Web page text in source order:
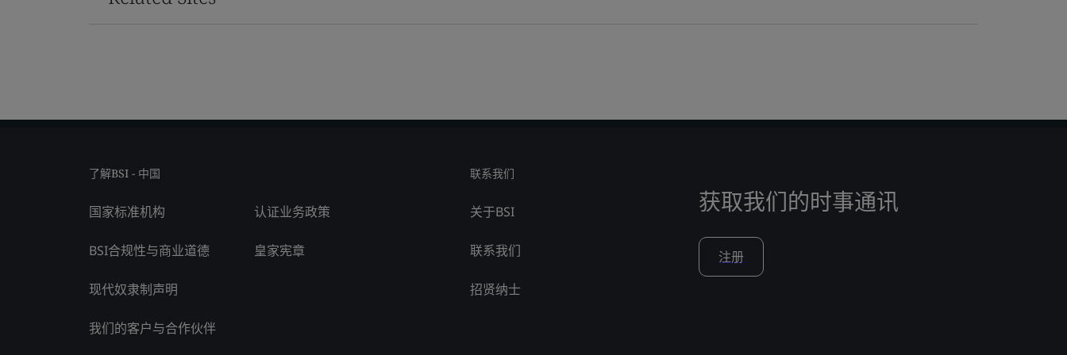
了解BSI - 中国
国家标准机构
BSI合规性与商业道德
现代奴隶制声明
我们的客户与合作伙伴
认证业务政策
皇家宪章
联系我们
关于BSI
联系我们
招贤纳士
获取我们的时事通讯
注册